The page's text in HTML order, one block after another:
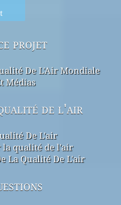
projet
De L'Air Mondiale
Médias
de l'air
De L'air
qualité de l'air
La Qualité De L'air